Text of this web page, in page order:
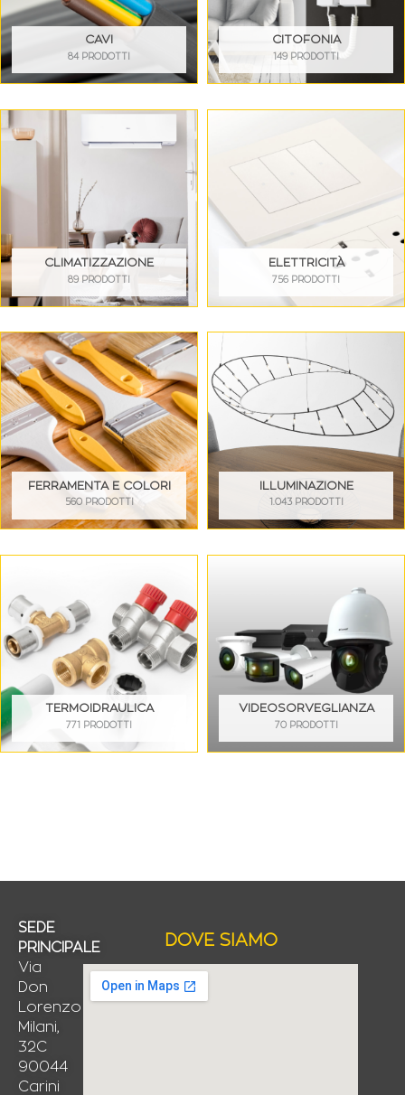
CAVI
84 PRODOTTI
CITOFONIA
149 PRODOTTI
CLIMATIZZAZIONE
89 PRODOTTI
ELETTRICITÀ
756 PRODOTTI
FERRAMENTA E COLORI
560 PRODOTTI
ILLUMINAZIONE
1.043 PRODOTTI
TERMOIDRAULICA
771 PRODOTTI
VIDEOSORVEGLIANZA
70 PRODOTTI
SEDE
PRINCIPALE
Via
Don
Lorenzo
Milani,
32C
90044
Carini
DOVE SIAMO